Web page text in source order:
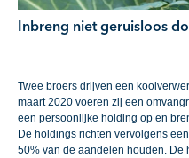
Inbreng niet geruisloos
Twee broers drijven een
maart 2020 voeren zij een
een persoonlijke holding op en
De holdings richten vervolgens
50% van de aandelen houden.